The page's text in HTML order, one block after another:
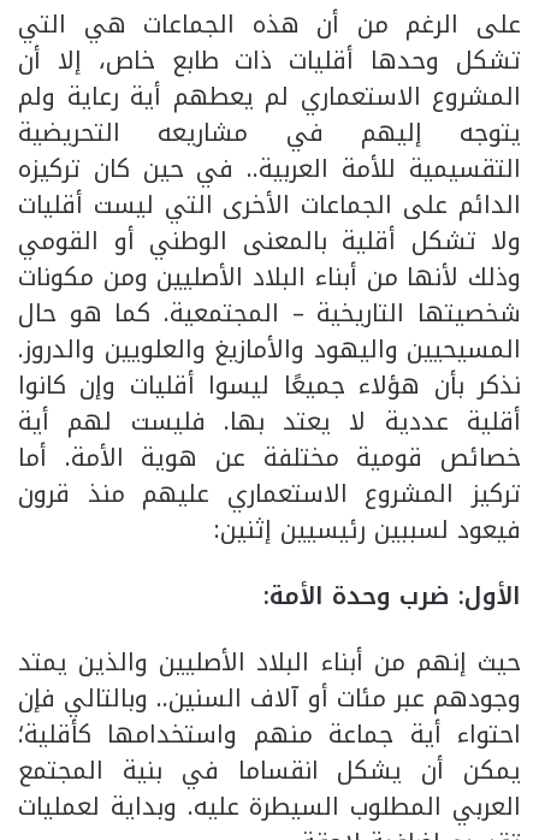
على الرغم من أن هذه الجماعات هي التي
تشكل وحدها أقليات ذات طابع خاص، إلا أن
المشروع الاستعماري لم يعطهم أية رعاية ولم
يتوجه إليهم في مشاريعه التحريضية
التقسيمية للأمة العربية.. في حين كان تركيزه
الدائم على الجماعات الأخرى التي ليست أقليات
ولا تشكل أقلية بالمعنى الوطني أو القومي
وذلك لأنها من أبناء البلاد الأصليين ومن مكونات
شخصيتها التاريخية – المجتمعية. كما هو حال
المسيحيين واليهود والأمازيغ والعلويين والدروز.
نذكر بأن هؤلاء جميعًا ليسوا أقليات وإن كانوا
أقلية عددية لا يعتد بها. فليست لهم أية
خصائص قومية مختلفة عن هوية الأمة. أما
تركيز المشروع الاستعماري عليهم منذ قرون
فيعود لسببين رئيسيين إثنين:
الأول: ضرب وحدة الأمة:
حيث إنهم من أبناء البلاد الأصليين والذين يمتد
وجودهم عبر مئات أو آلاف السنين.. وبالتالي فإن
احتواء أية جماعة منهم واستخدامها كأقلية؛
يمكن أن يشكل انقساما في بنية المجتمع
العربي المطلوب السيطرة عليه. وبداية لعمليات